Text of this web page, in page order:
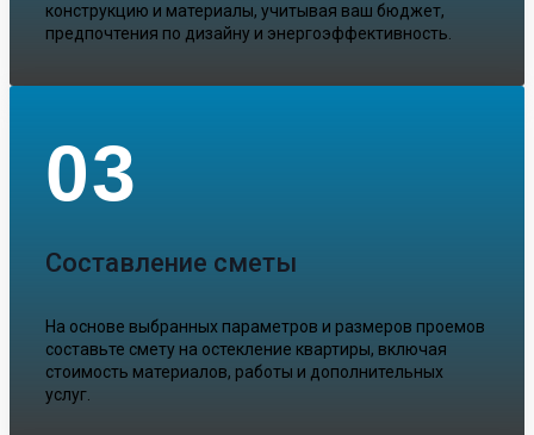
конструкцию и материалы, учитывая ваш бюджет,
предпочтения по дизайну и энергоэффективность.
03
Составление сметы
На основе выбранных параметров и размеров проемов
составьте смету на остекление квартиры, включая
стоимость материалов, работы и дополнительных
услуг.